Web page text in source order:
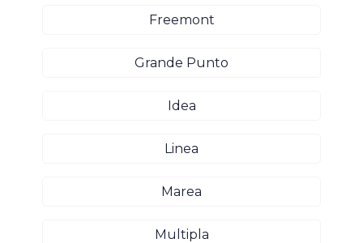
Freemont
Grande Punto
Idea
Linea
Marea
Multipla